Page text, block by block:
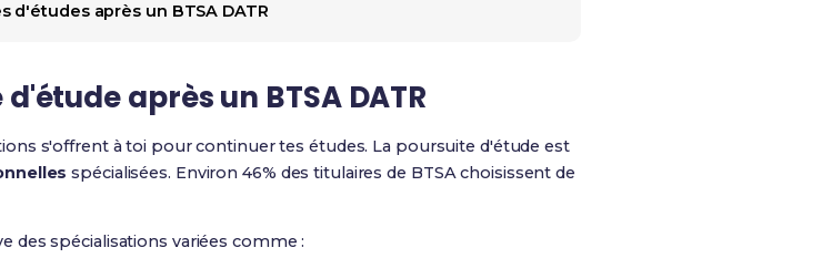
d'études après un BTSA DATR
après un BTSA DATR
s'offrent à toi pour continuer tes études. La poursuite d'étude est
spécialisées. Environ 46% des titulaires de BTSA choisissent de
des spécialisations variées comme :